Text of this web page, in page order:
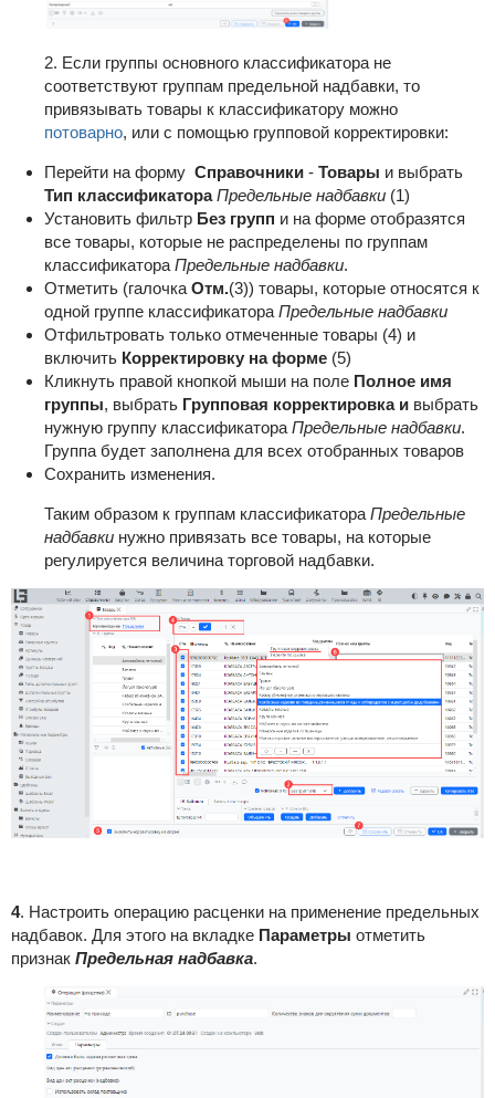
2. Если группы основного классификатора не
соответствуют группам предельной надбавки, то
привязывать товары к классификатору можно
потоварно, или с помощью групповой корректировки:
Перейти на форму Справочники - Товары и выбрать
Тип классификатора Предельные надбавки (1)
Установить фильтр Без групп и на форме отобразятся
все товары, которые не распределены по группам
классификатораПредельные надбавки.
Отметить (галочкаОтм.(3)) товары, которые относятся к
одной группе классификатораПредельные надбавки
Отфильтровать только отмеченные товары (4) и
включить Корректировку на форме (5)
Кликнуть правой кнопкой мыши на поле Полное имя
группы, выбрать Групповая корректировка и выбрать
нужную группу классификатораПредельные надбавки.
Группа будет заполнена для всех отобранных товаров
Сохранить изменения.
Таким образом к группам классификатораПредельные
надбавки нужно привязать все товары, на которые
регулируется величина торговой надбавки.
4. Настроить операцию расценки на применение предельных
надбавок. Для этого на вкладке Параметры отметить
признак Предельная надбавка.